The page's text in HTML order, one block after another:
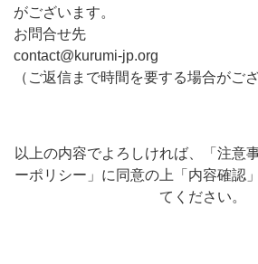
がございます。
お問合せ先
contact@kurumi-jp.org
（ご返信まで時間を要する場合がご
以上の内容でよろしければ、「注意
ーポリシー」に同意の上「内容確認
てください。